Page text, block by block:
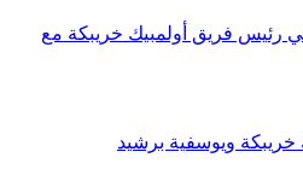
رئيس فريق أولمبيك خريبكة مع
خريبكة ويوسفية برشيد